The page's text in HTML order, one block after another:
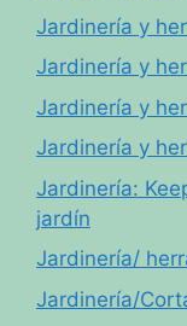
Jardinería y
Jardinería y
Jardinería y
Jardinería y
Jardinería:
jardín
Jardinería/
Jardinería/